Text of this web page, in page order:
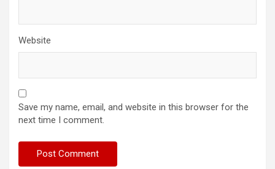
Website
Save my name, email, and website in this browser for the
next time I comment.